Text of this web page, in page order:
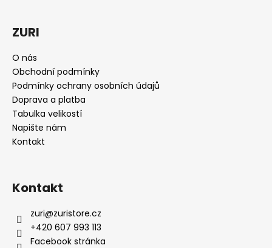
ZURI
O nás
Obchodní podmínky
Podmínky ochrany osobních údajů
Doprava a platba
Tabulka velikostí
Napište nám
Kontakt
Kontakt
zuri@zuristore.cz
+420 607 993 113
Facebook stránka